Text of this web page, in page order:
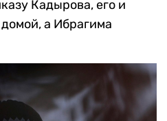
Кадырова, его и
а Ибрагима